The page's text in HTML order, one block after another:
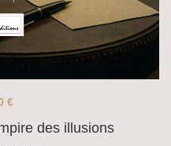
des illusions
€